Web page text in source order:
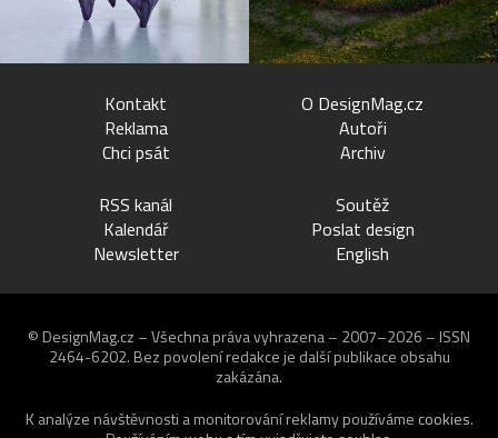
Kontakt
Reklama
Chci psát
O DesignMag.cz
Autoři
Archiv
RSS kanál
Kalendář
Newsletter
Soutěž
Poslat design
English
© DesignMag.cz – Všechna práva vyhrazena – 2007–2026 – ISSN
2464-6202. Bez povolení redakce je další publikace obsahu
zakázána.
K analýze návštěvnosti a monitorování reklamy používáme cookies.